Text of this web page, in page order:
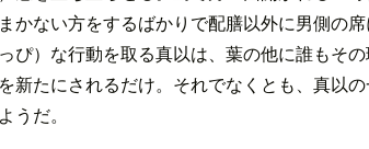
かない方をするばかりで配膳以外に男側の
ぴ）な行動を取る真以は、葉の他に誰もそ
新たにされるだけ。それでなくとも、真以
うだ。